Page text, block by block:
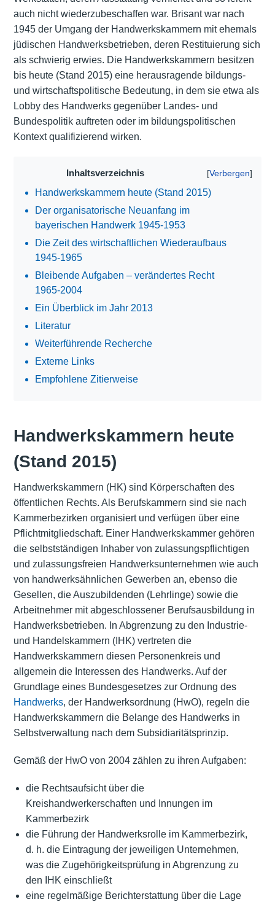
auch nicht wiederzubeschaffen war. Brisant war nach
1945 der Umgang der Handwerkskammern mit ehemals
jüdischen Handwerksbetrieben, deren Restituierung sich
als schwierig erwies. Die Handwerkskammern besitzen
bis heute (Stand 2015) eine herausragende bildungs-
und wirtschaftspolitische Bedeutung, in dem sie etwa als
Lobby des Handwerks gegenüber Landes- und
Bundespolitik auftreten oder im bildungspolitischen
Kontext qualifizierend wirken.
Inhaltsverzeichnis
Handwerkskammern heute (Stand 2015)
Der organisatorische Neuanfang im
bayerischen Handwerk 1945-1953
Die Zeit des wirtschaftlichen Wiederaufbaus
1945-1965
Bleibende Aufgaben – verändertes Recht
1965-2004
Ein Überblick im Jahr 2013
Literatur
Weiterführende Recherche
Externe Links
Empfohlene Zitierweise
Handwerkskammern heute
(Stand 2015)
Handwerkskammern (HK) sind Körperschaften des
öffentlichen Rechts. Als Berufskammern sind sie nach
Kammerbezirken organisiert und verfügen über eine
Pflichtmitgliedschaft. Einer Handwerkskammer gehören
die selbstständigen Inhaber von zulassungspflichtigen
und zulassungsfreien Handwerksunternehmen wie auch
von handwerksähnlichen Gewerben an, ebenso die
Gesellen, die Auszubildenden (Lehrlinge) sowie die
Arbeitnehmer mit abgeschlossener Berufsausbildung in
Handwerksbetrieben. In Abgrenzung zu den Industrie-
und Handelskammern (IHK) vertreten die
Handwerkskammern diesen Personenkreis und
allgemein die Interessen des Handwerks. Auf der
Grundlage eines Bundesgesetzes zur Ordnung des
Handwerks, der Handwerksordnung (HwO), regeln die
Handwerkskammern die Belange des Handwerks in
Selbstverwaltung nach dem Subsidiaritätsprinzip.
Gemäß der HwO von 2004 zählen zu ihren Aufgaben:
die Rechtsaufsicht über die
Kreishandwerkerschaften und Innungen im
Kammerbezirk
die Führung der Handwerksrolle im Kammerbezirk,
d. h. die Eintragung der jeweiligen Unternehmen,
was die Zugehörigkeitsprüfung in Abgrenzung zu
den IHK einschließt
eine regelmäßige Berichterstattung über die Lage